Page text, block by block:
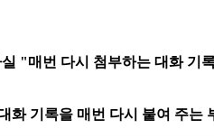
"매번 다시 첨부하는 대화 기
화 기록을 매번 다시 붙여 주는